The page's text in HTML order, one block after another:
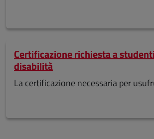
Certificazione richiesta a
disabilità
La certificazione necessaria per